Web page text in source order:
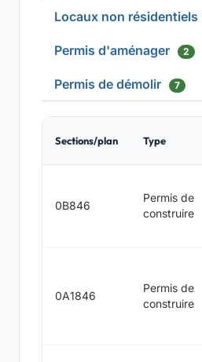
Locaux non résidentiels
Permis d'aménager 2
Permis de démolir 7
Sections/plan Type
0B846
Permis de
construire
0A1846
Permis de
construire